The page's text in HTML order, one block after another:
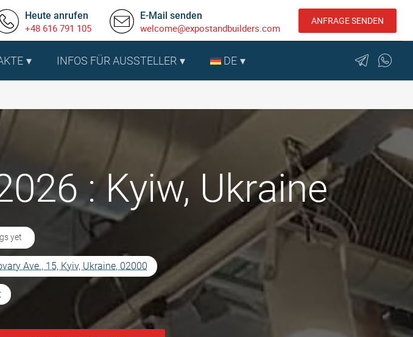
Heute anrufen
+48 616 791 105
E-Mail senden
welcome@expostandbuilders.com
ANFRAGE SENDEN
INFOS FÜR AUSSTELLER DE
: Kyiw, Ukraine
yet
Ave., 15, Kyiv, Ukraine, 02000